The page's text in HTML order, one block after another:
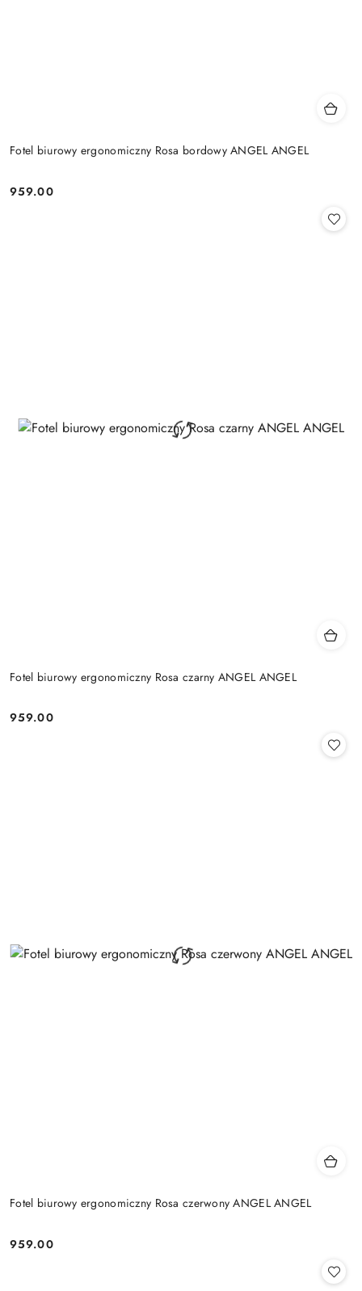
Fotel biurowy ergonomiczny Rosa bordowy ANGEL ANGEL
Cena:
959.00
Fotel biurowy ergonomiczny Rosa czarny ANGEL ANGEL
Cena:
959.00
Fotel biurowy ergonomiczny Rosa czerwony ANGEL ANGEL
Cena:
959.00